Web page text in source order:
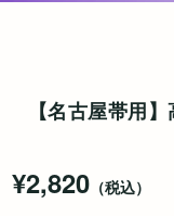
【名古屋帯用
¥2,820（税込）